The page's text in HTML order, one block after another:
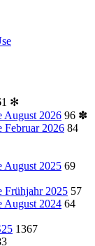
✻
August 2026 96 ✽
Februar 2026 84
August 2025 69
Frühjahr 2025 57
August 2024 64
1367